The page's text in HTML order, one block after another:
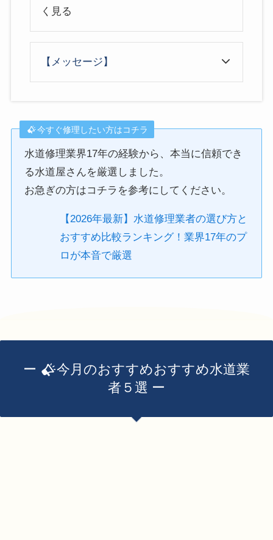
く見る
【メッセージ】
今すぐ修理したい方はコチラ
水道修理業界17年の経験から、本当に信頼でき
る水道屋さんを厳選しました。
お急ぎの方はコチラを参考にしてください。
【2026年最新】水道修理業者の選び方と
おすすめ比較ランキング！業界17年のプ
ロが本音で厳選
ー
今月のおすすめおすすめ水道業
者５選 ー